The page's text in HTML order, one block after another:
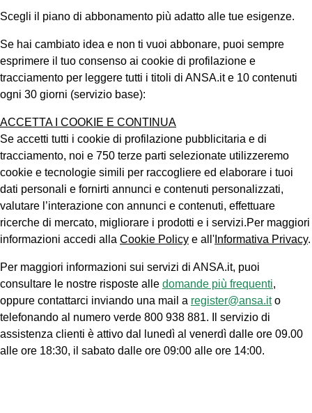
Scegli il piano di abbonamento più adatto alle tue esigenze.
Se hai cambiato idea e non ti vuoi abbonare, puoi sempre
esprimere il tuo consenso ai cookie di profilazione e
tracciamento per leggere tutti i titoli di ANSA.it e 10 contenuti
ogni 30 giorni (servizio base):
ACCETTA I COOKIE E CONTINUA
Se accetti tutti i cookie di profilazione pubblicitaria e di
tracciamento, noi e 750 terze parti selezionate utilizzeremo
cookie e tecnologie simili per raccogliere ed elaborare i tuoi
dati personali e fornirti annunci e contenuti personalizzati,
valutare l’interazione con annunci e contenuti, effettuare
ricerche di mercato, migliorare i prodotti e i servizi.Per maggiori
informazioni accedi alla Cookie Policy e all' Informativa Privacy.
Per maggiori informazioni sui servizi di ANSA.it, puoi
consultare le nostre risposte alle domande più frequenti,
oppure contattarci inviando una mail a register@ansa.ito
telefonando al numero verde 800 938 881. Il servizio di
assistenza clienti è attivo dal lunedì al venerdì dalle ore 09.00
alle ore 18:30, il sabato dalle ore 09:00 alle ore 14:00.